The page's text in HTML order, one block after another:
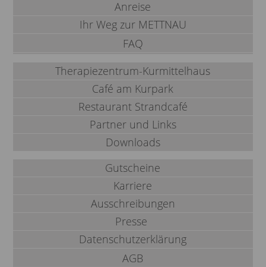
Anreise
Ihr Weg zur METTNAU
FAQ
Therapiezentrum-Kurmittelhaus
Café am Kurpark
Restaurant Strandcafé
Partner und Links
Downloads
Gutscheine
Karriere
Ausschreibungen
Presse
Datenschutzerklärung
AGB